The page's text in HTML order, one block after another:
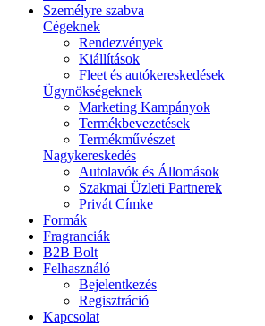
Személyre szabva
Cégeknek
Rendezvények
Kiállítások
Fleet és autókereskedések
Ügynökségeknek
Marketing Kampányok
Termékbevezetések
Termékművészet
Nagykereskedés
Autolavók és Állomások
Szakmai Üzleti Partnerek
Privát Címke
Formák
Fragranciák
B2B Bolt
Felhasználó
Bejelentkezés
Regisztráció
Kapcsolat